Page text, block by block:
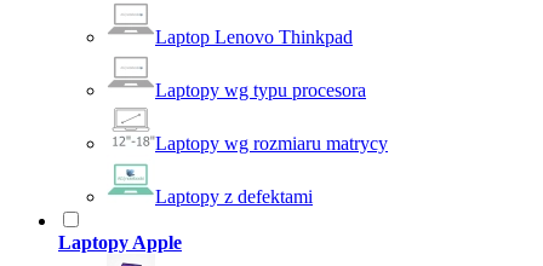
Laptop Lenovo Thinkpad
Laptopy wg typu procesora
Laptopy wg rozmiaru matrycy
Laptopy z defektami
Laptopy Apple